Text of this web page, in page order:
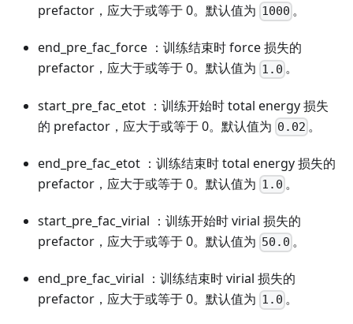
prefactor，应大于或等于 0。默认值为 1000 。
end_pre_fac_force ：训练结束时 force 损失的
prefactor，应大于或等于 0。默认值为 1.0 。
start_pre_fac_etot ：训练开始时 total energy 损失
的 prefactor，应大于或等于 0。默认值为 0.02 。
end_pre_fac_etot ：训练结束时 total energy 损失的
prefactor，应大于或等于 0。默认值为 1.0 。
start_pre_fac_virial ：训练开始时 virial 损失的
prefactor，应大于或等于 0。默认值为 50.0 。
end_pre_fac_virial ：训练结束时 virial 损失的
prefactor，应大于或等于 0。默认值为 1.0 。